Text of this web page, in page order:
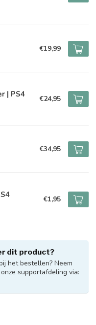
€19,99
| PS4 €24,95
€34,95
€1,95
dit product?
het bestellen? Neem
supportafdeling via: